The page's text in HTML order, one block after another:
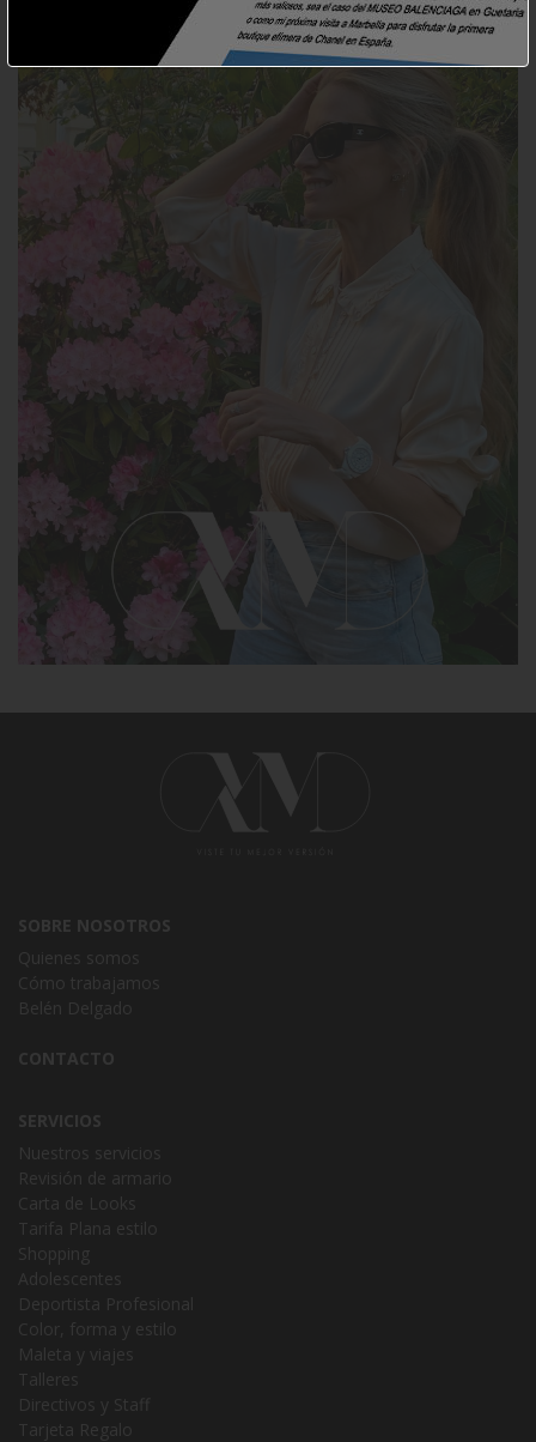
SOBRE NOSOTROS
Quienes somos
Cómo trabajamos
Belén Delgado
CONTACTO
SERVICIOS
Nuestros servicios
Revisión de armario
Carta de Looks
Tarifa Plana estilo
Shopping
Adolescentes
Deportista Profesional
Color, forma y estilo
Maleta y viajes
Talleres
Directivos y Staff
Tarjeta Regalo